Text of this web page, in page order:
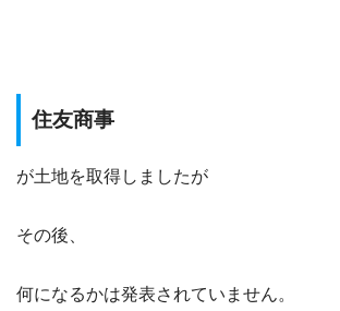
住友商事
が土地を取得しましたが
その後、
何になるかは発表されていません。